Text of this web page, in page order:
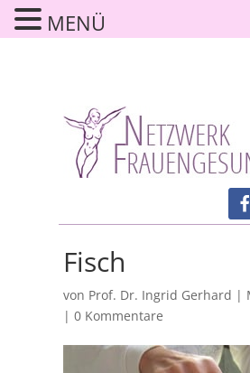
Fisch
von Prof. Dr. Ingrid Gerhard |
| 0 Kommentare
MENÜ